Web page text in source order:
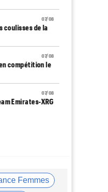
07/08
coulisses de la
07/08
compétition le
07/08
Emirates-XRG
dernières infos
Femmes